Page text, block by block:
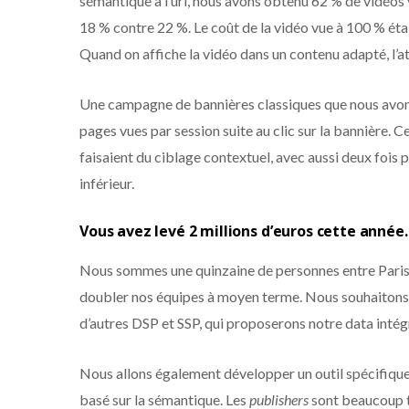
18 % contre 22 %. Le coût de la vidéo vue à 100 %
Quand on affiche la vidéo dans un contenu adapté,
Une campagne de bannières classiques que nous
pages vues par session suite au clic sur la bannière.
faisaient du ciblage contextuel, avec aussi deux fois
inférieur.
Vous avez levé 2 millions d’euros cette
Nous sommes une quinzaine de personnes entre
doubler nos équipes à moyen terme. Nous
d’autres DSP et SSP, qui proposerons notre data
Nous allons également développer un outil
basé sur la sémantique. Les publisherssont beaucoup